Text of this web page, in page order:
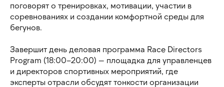
поговорят о тренировках, мотивации, участии в
соревнованиях и создании комфортной среды для
бегунов.
Завершит день деловая программа Race Directors
Program (18:00–20:00) — площадка для управленцев
и директоров спортивных мероприятий, где
эксперты отрасли обсудят тонкости организации